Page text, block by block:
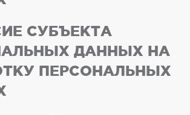
СУБЪЕКТА
ДАННЫХ НА
ПЕРСОНАЛЬНЫХ